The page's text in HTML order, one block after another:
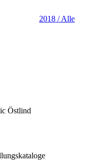
2018 / Alle
Östlind